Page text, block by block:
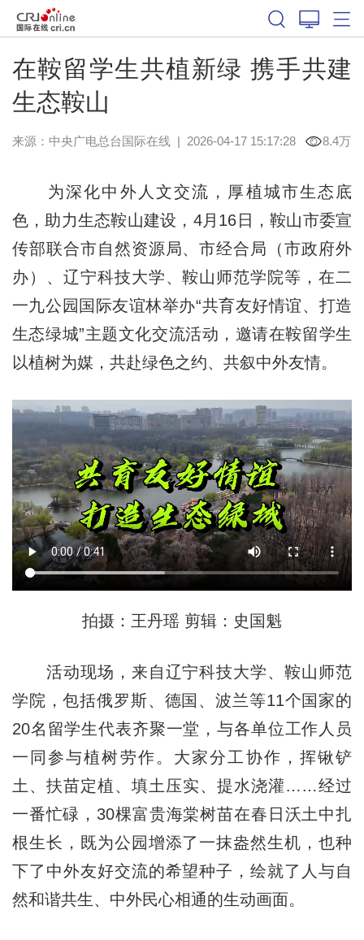
在鞍留学生共植新绿 携手共建
生态鞍山
来源：中央广电总台国际在线| 2026-04-17 15:17:28 8.4万
为深化中外人文交流，厚植城市生态底
色，助力生态鞍山建设，4月16日，鞍山市委宣
传部联合市自然资源局、市经合局（市政府外
办）、辽宁科技大学、鞍山师范学院等，在二
一九公园国际友谊林举办“共育友好情谊、打造
生态绿城”主题文化交流活动，邀请在鞍留学生
以植树为媒，共赴绿色之约、共叙中外友情。
拍摄：王丹瑶 剪辑：史国魁
活动现场，来自辽宁科技大学、鞍山师范
学院，包括俄罗斯、德国、波兰等11个国家的
20名留学生代表齐聚一堂，与各单位工作人员
一同参与植树劳作。大家分工协作，挥锹铲
土、扶苗定植、填土压实、提水浇灌……经过
一番忙碌，30棵富贵海棠树苗在春日沃土中扎
根生长，既为公园增添了一抹盎然生机，也种
下了中外友好交流的希望种子，绘就了人与自
然和谐共生、中外民心相通的生动画面。